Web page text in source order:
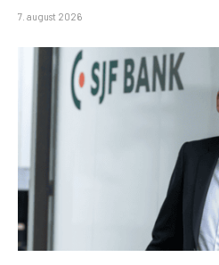
7. august 2026